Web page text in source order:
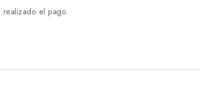
el pago.